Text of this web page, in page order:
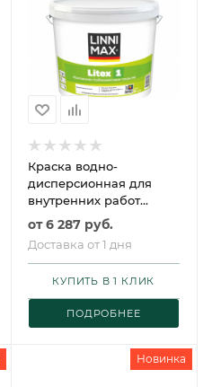
Краска водно-
дисперсионная для
внутренних работ
LINNIMAX Litex 1 /
ЛИННИМАКС Литекс 1
от6 287 руб.
Доставка от 1 дня
ПОДРОБНЕЕ
КУПИТЬ В 1 КЛИК
Новинка